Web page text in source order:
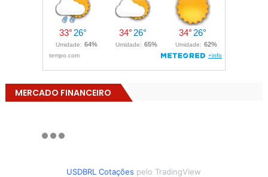
MERCADO FINANCEIRO
USDBRL Cotações pelo TradingView